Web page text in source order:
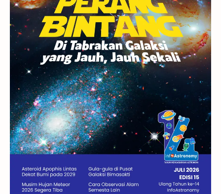
GBT 2018 UFO Advertorial
Astrofotografi
Stasiun Luar Angkasa Internasional
Gugus Bintang Menarik Dibaca
Venus Pluto Galaksi Kerdil
Gambar Harian Titan
Bintang Neutron Hubble Tips
Juno Bintang Biner